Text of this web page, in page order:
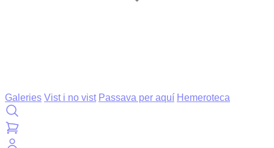
Galeries Vist i no vist Passava per aquí Hemeroteca